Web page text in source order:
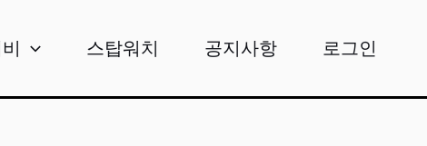
스탑워치 공지사항 로그인